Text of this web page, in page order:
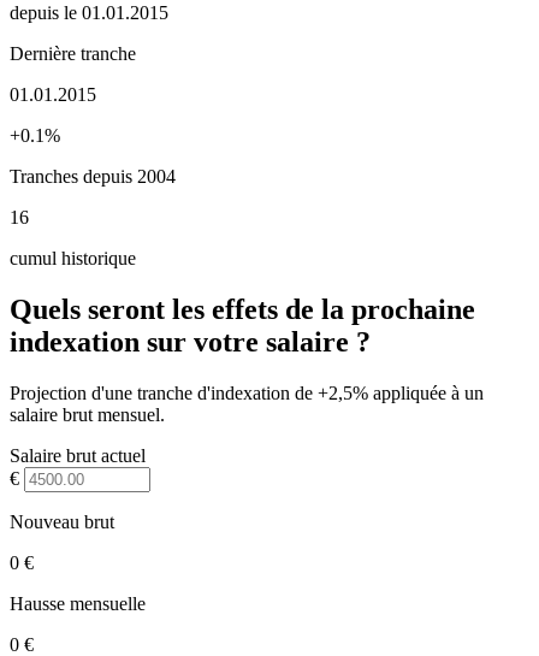
depuis le 01.01.2015
Dernière tranche
01.01.2015
+0.1%
Tranches depuis 2004
16
cumul historique
Quels seront les effets de la prochaine
indexation sur votre salaire ?
Projection d'une tranche d'indexation de +2,5% appliquée à un
salaire brut mensuel.
Salaire brut actuel
€
Nouveau brut
0 €
Hausse mensuelle
0 €